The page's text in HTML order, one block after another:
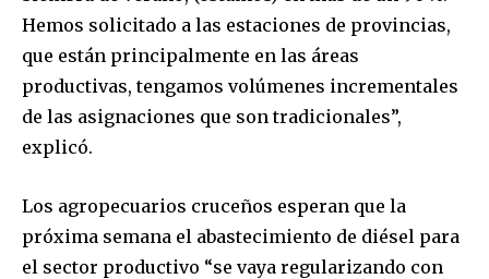
Hemos solicitado a las estaciones de provincias,
que están principalmente en las áreas
productivas, tengamos volúmenes incrementales
de las asignaciones que son tradicionales”,
explicó.
Los agropecuarios cruceños esperan que la
próxima semana el abastecimiento de diésel para
el sector productivo “se vaya regularizando con